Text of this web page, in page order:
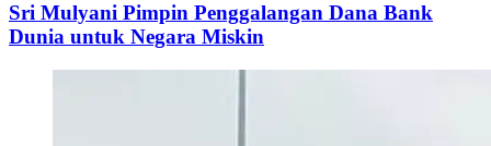
Sri Mulyani Pimpin Penggalangan Dana Bank
Dunia untuk Negara Miskin